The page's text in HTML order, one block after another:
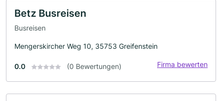
Betz Busreisen
Busreisen
Mengerskircher Weg 10, 35753 Greifenstein
0.0 (0 Bewertungen) Firma bewerten